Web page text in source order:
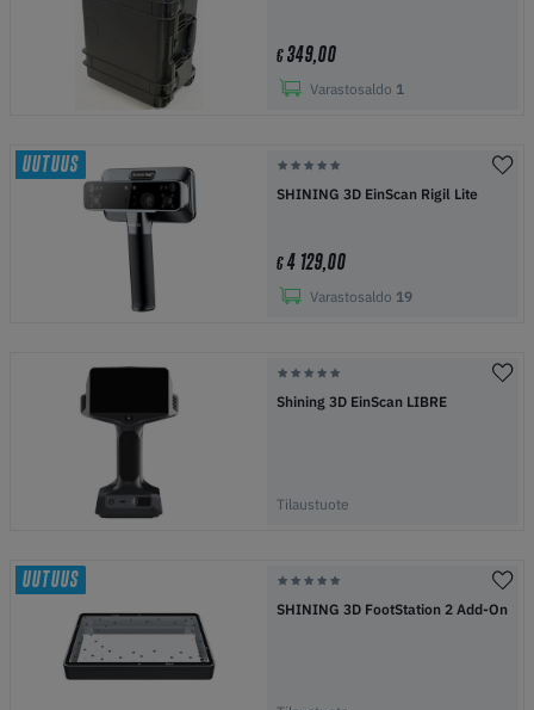
€349,00
Varastosaldo 1
UUTUUS
SHINING 3D EinScan Rigil Lite
€4 129,00
Varastosaldo 19
Shining 3D EinScan LIBRE
Tilaustuote
UUTUUS
SHINING 3D FootStation 2 Add-On